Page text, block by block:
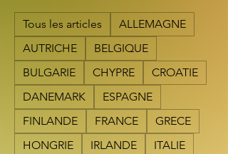
belge. La Chambre des Métiers
Luxembourg accompagne et
représente les artisans dans tous les
secteurs professionnels. L’artisanat
luxembourgeois se distingue
notamment par la ferronnerie, la
céramique, la pâtisserie traditionnelle
et les créations contemporaines alliant
Tous les articles
ALLEMAGNE
AUTRICHE
BELGIQUE
BULGARIE
CHYPRE
CROATIE
DANEMARK
ESPAGNE
FINLANDE
FRANCE
GRECE
HONGRIE
IRLANDE
ITALIE